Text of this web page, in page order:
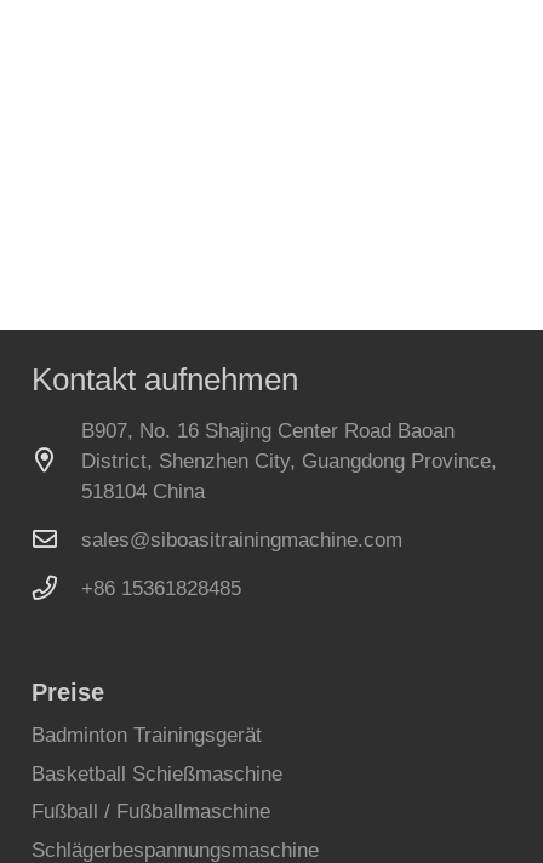
Kontakt aufnehmen
B907, No. 16 Shajing Center Road Baoan
District, Shenzhen City, Guangdong Province,
518104 China
sales@siboasitrainingmachine.com
+86 15361828485
Preise
Badminton Trainingsgerät
Basketball Schießmaschine
Fußball / Fußballmaschine
Schlägerbespannungsmaschine